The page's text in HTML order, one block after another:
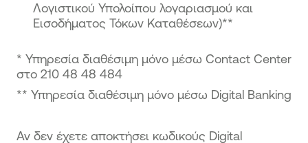
Λογιστικού Υπολοίπου λογαριασμού και
Εισοδήματος Τόκων Καταθέσεων)**
* Υπηρεσία διαθέσιμη μόνο μέσω Contact Center
στο 210 48 48 484
** Υπηρεσία διαθέσιμη μόνο μέσω Digital Banking
Αν δεν έχετε αποκτήσει κωδικούς Digital